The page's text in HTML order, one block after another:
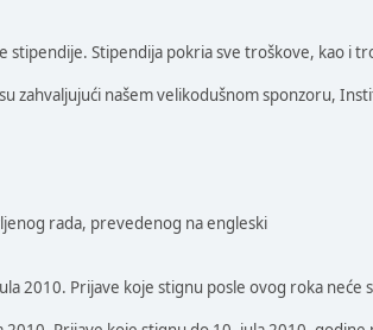
stipendije. Stipendija pokria sve troškove, kao i
zahvaljujući našem velikodušnom sponzoru,
rada, prevedenog na engleski
2010. Prijave koje stignu posle ovog roka neće